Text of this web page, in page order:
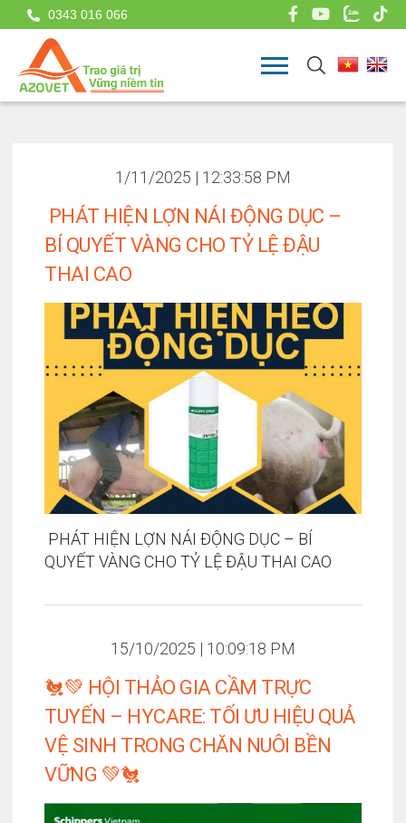
0343 016 066
1/11/2025 | 12:33:58 PM
​​​​​​​ PHÁT HIỆN LỢN NÁI ĐỘNG DỤC –
BÍ QUYẾT VÀNG CHO TỶ LỆ ĐẬU
THAI CAO
​​​​​​​ PHÁT HIỆN LỢN NÁI ĐỘNG DỤC – BÍ
QUYẾT VÀNG CHO TỶ LỆ ĐẬU THAI CAO
15/10/2025 | 10:09:18 PM
🐔💚 HỘI THẢO GIA CẦM TRỰC
TUYẾN – HYCARE: TỐI ƯU HIỆU QUẢ
VỆ SINH TRONG CHĂN NUÔI BỀN
VỮNG 💚🐔